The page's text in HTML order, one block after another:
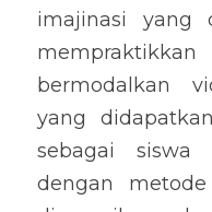
imajinasi yang
bermodalkan
yang
sebagai siswa
dengan